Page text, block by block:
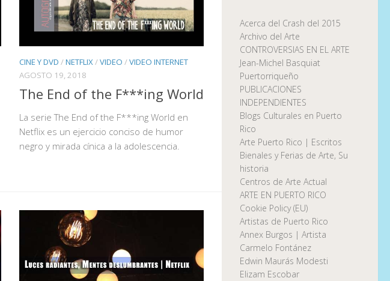
CINE Y DVD /NETFLIX/VIDEO /VIDEO INTERNET
AGOSTO 19, 2018
The End of the F***ing World
La serie The End of the F***ing World en
Netflix es un ejercicio conciso de humor
negro y mirada cínica a la adolescencia.
Acerca del Crash del 2015
Archivo del Arte
CONTROVERSIAS EN EL ARTE
Jean-Michel Basquiat
Puertorriqueño
PUBLICACIONES
INDEPENDIENTES
Blogs Culturales en Puerto
Rico
Arte Puerto Rico | Escritos
Bienales y Ferias de Arte, Su
historia
Centros de Arte Actual
ARTE EN PUERTO RICO
Cookie Policy (EU)
Artistas de Puerto Rico
Annex Burgos | Artista
Carmelo Fontánez
Edwin Maurás Modesti
Elizam Escobar